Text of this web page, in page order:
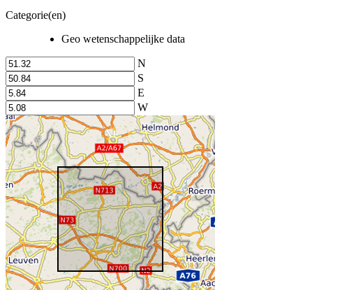
Categorie(en)
Geo wetenschappelijke data
N
S
E
W